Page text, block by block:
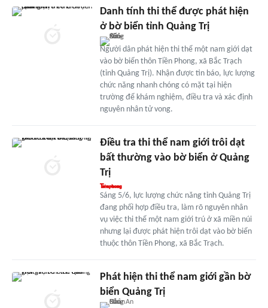
Danh tính thi thể được phát hiện
ở bờ biển tỉnh Quảng Trị
Người dân phát hiện thi thể một nam giới dạt
vào bờ biển thôn Tiền Phong, xã Bắc Trạch
(tỉnh Quảng Trị). Nhận được tin báo, lực lượng
chức năng nhanh chóng có mặt tại hiện
trường để khám nghiệm, điều tra và xác định
nguyên nhân tử vong.
Điều tra thi thể nam giới trôi dạt
bất thường vào bờ biển ở Quảng
Trị
Sáng 5/6, lực lượng chức năng tỉnh Quảng Trị
đang phối hợp điều tra, làm rõ nguyên nhân
vụ việc thi thể một nam giới trú ở xã miền núi
nhưng lại được phát hiện trôi dạt vào bờ biển
thuộc thôn Tiền Phong, xã Bắc Trạch.
Phát hiện thi thể nam giới gần bờ
biển Quảng Trị